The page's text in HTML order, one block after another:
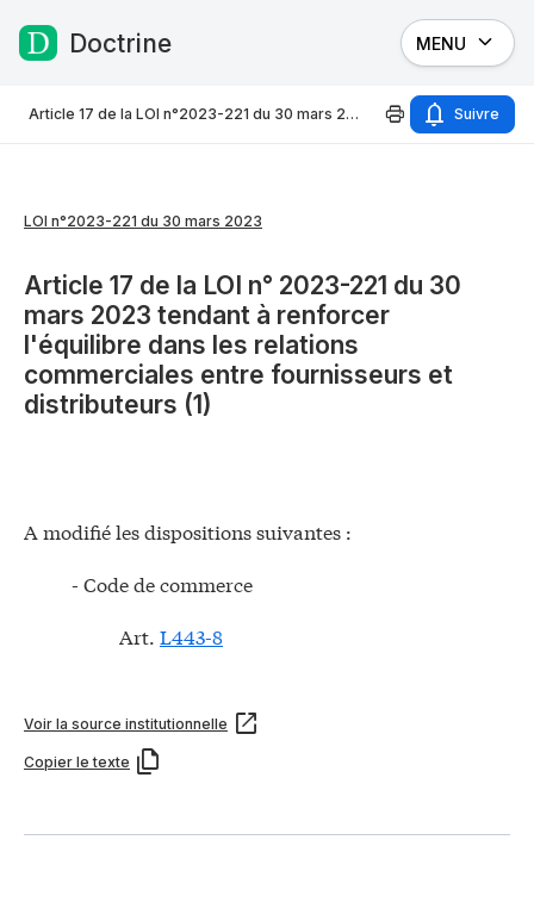
Passer au contenu
Doctrine MENU
Article 17 de la LOI n°2023-221 du 30 mars 2023 Suivre
LOI n°2023-221 du 30 mars 2023
Article 17 de la LOI n° 2023-221 du 30
mars 2023 tendant à renforcer
l'équilibre dans les relations
commerciales entre fournisseurs et
distributeurs (1)
A modifié les dispositions suivantes :
- Code de commerce
Art. L443-8
Voir la source institutionnelle
Copier le texte